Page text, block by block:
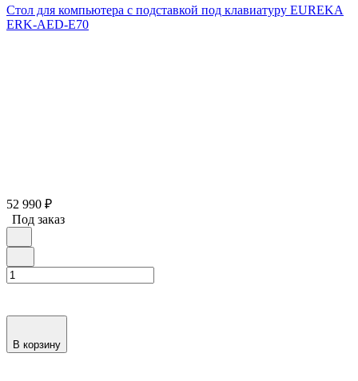
Стол для компьютера с подставкой под клавиатуру EUREKA
ERK-AED-E70
52 990 ₽
Под заказ
В корзину